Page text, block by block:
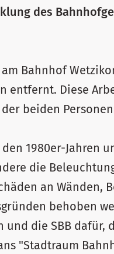
des
Bahnhof
entfernt. Diese
beiden
1980er-Jahren
die
an Wänden,
behoben
die SBB dafür,
"Stadtraum